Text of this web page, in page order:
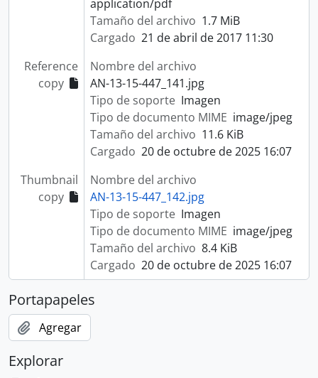
application/pdf
Tamaño del archivo 1.7 MiB
Cargado 21 de abril de 2017 11:30
Reference
copy
Nombre del archivo
AN-13-15-447_141.jpg
Tipo de soporte Imagen
Tipo de documento MIME image/jpeg
Tamaño del archivo 11.6 KiB
Cargado 20 de octubre de 2025 16:07
Thumbnail
copy
Nombre del archivo
AN-13-15-447_142.jpg
Tipo de soporte Imagen
Tipo de documento MIME image/jpeg
Tamaño del archivo 8.4 KiB
Cargado 20 de octubre de 2025 16:07
Portapapeles
Agregar
Explorar